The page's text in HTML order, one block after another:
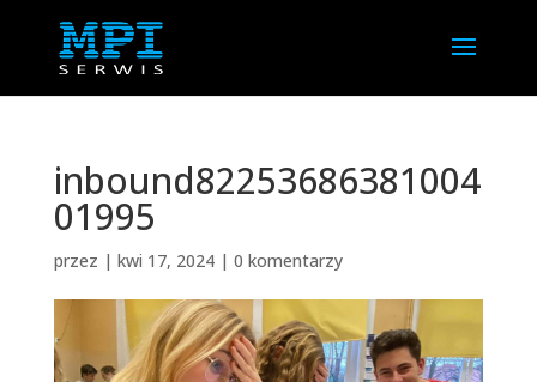
inbound82253686381004
01995
przez | kwi 17, 2024| 0 komentarzy